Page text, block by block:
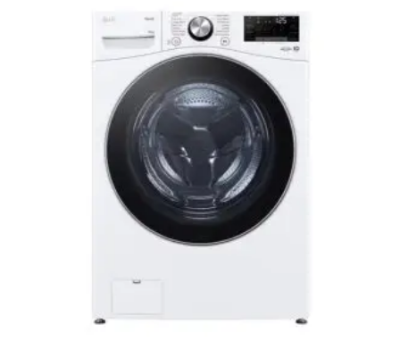
prix
initial
était :
1399,00 €.
prix
actuel
est :
1069,00 €.